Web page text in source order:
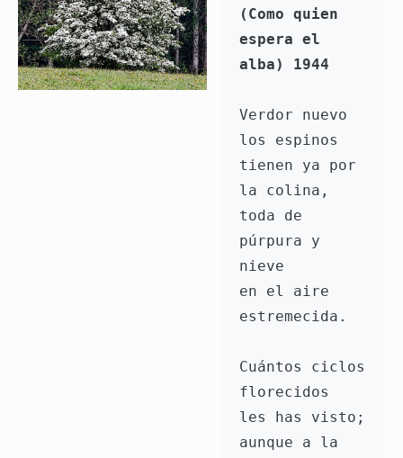
(Como quien
espera el
alba) 1944
Verdor nuevo
los espinos
tienen ya por
la colina,
toda de
púrpura y
nieve
en el aire
estremecida.
Cuántos ciclos
florecidos
les has visto;
aunque a la